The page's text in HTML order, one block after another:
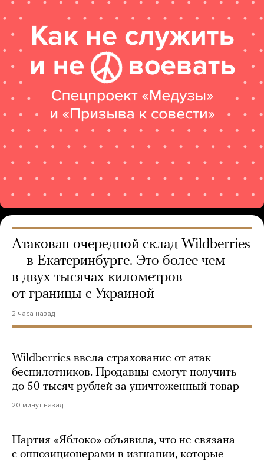
Атакован очередной склад Wildberries
— в Екатеринбурге. Это более чем
в двух тысячах километров
от границы с Украиной
2 часа назад
Wildberries ввела страхование от атак
беспилотников. Продавцы смогут получить
до 50 тысяч рублей за уничтоженный товар
20 минут назад
Партия «Яблоко» объявила, что не связана
с оппозиционерами в изгнании, которые